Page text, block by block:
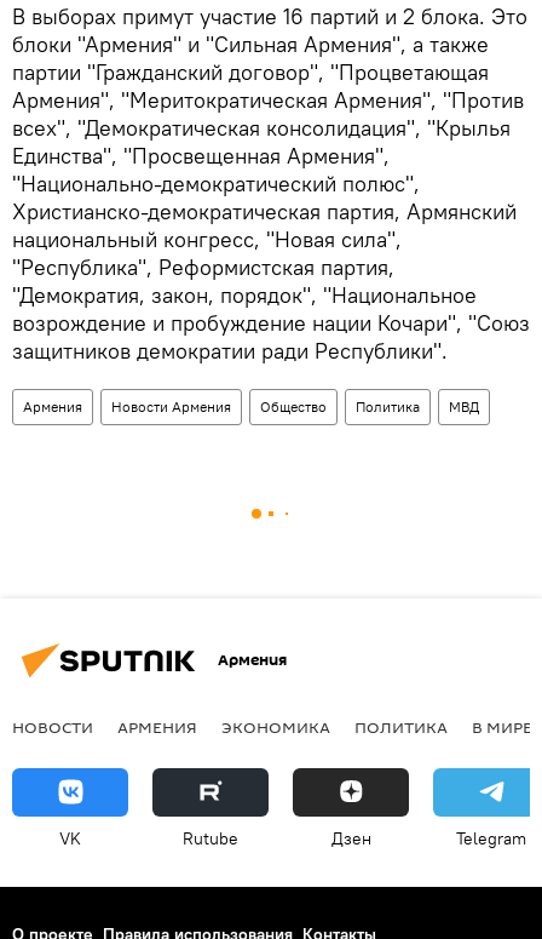
В выборах примут участие 16 партий и 2 блока. Это
блоки "Армения" и "Сильная Армения", а также
партии "Гражданский договор", "Процветающая
Армения", "Меритократическая Армения", "Против
всех", "Демократическая консолидация", "Крылья
Единства", "Просвещенная Армения",
"Национально-демократический полюс",
Христианско-демократическая партия, Армянский
национальный конгресс, "Новая сила",
"Республика", Реформистская партия,
"Демократия, закон, порядок", "Национальное
возрождение и пробуждение нации Кочари", "Союз
защитников демократии ради Республики".
Армения Новости Армения Общество Политика МВД
Армения
НОВОСТИ АРМЕНИЯ ЭКОНОМИКА ПОЛИТИКА В МИРЕ
VK Rutube Дзен Telegram
О проекте Правила использования Контакты